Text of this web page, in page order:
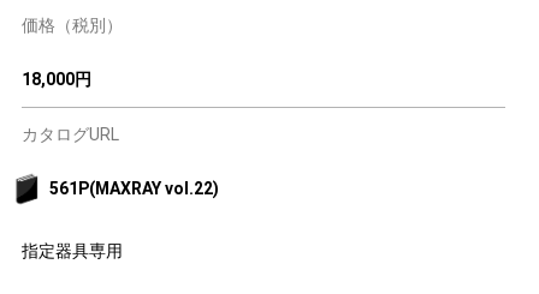
価格（税別）
18,000円
カタログURL
561P(MAXRAY vol.22)
指定器具専用